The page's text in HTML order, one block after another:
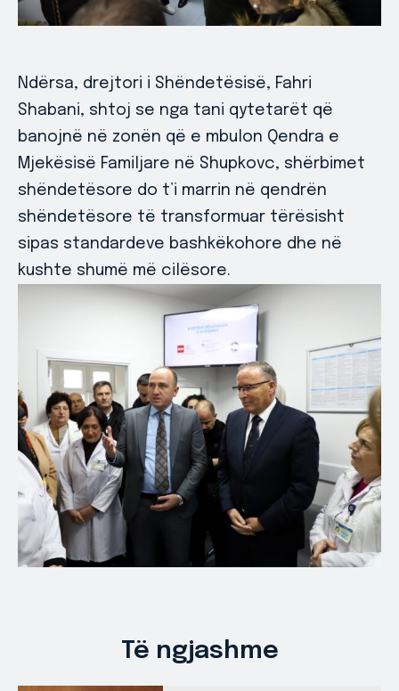
Ndërsa, drejtori i Shëndetësisë, Fahri
Shabani, shtoj se nga tani qytetarët që
banojnë në zonën që e mbulon Qendra e
Mjekësisë Familjare në Shupkovc, shërbimet
shëndetësore do t’i marrin në qendrën
shëndetësore të transformuar tërësisht
sipas standardeve bashkëkohore dhe në
kushte shumë më cilësore.
Të ngjashme